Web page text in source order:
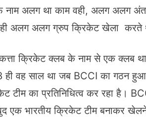
नाम अलग था काम वही, अलग अलग
अलग अलग ग्रुप क्रिकेट खेला करते
क्रिकेट क्लब के नाम से एक क्लब
ही वह साल था जब BCCI का गठन
का प्रतिनिधित्व कर रहा है।
भारतीय क्रिकेट टीम बनाकर खेलने